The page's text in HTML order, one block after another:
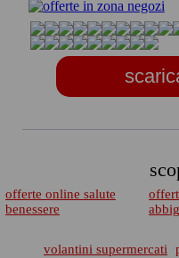
offerte online salute
benessere
volantini supermercati